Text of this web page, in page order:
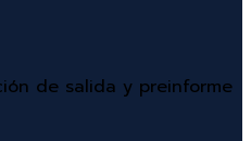
de salida y preinforme